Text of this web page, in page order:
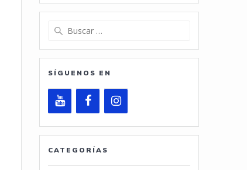
Buscar:
SÍGUENOS EN
CATEGORÍAS